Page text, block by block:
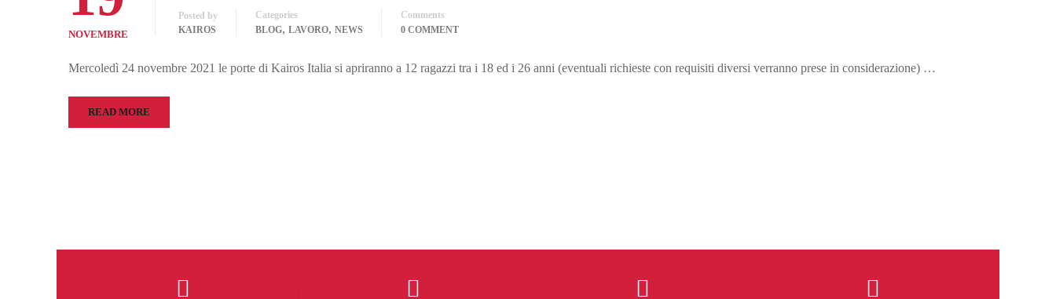
NOVEMBRE
Posted by
KAIROS
Categories
BLOG, LAVORO, NEWS
Comments
0 COMMENT
Mercoledì 24 novembre 2021 le porte di Kairos Italia si apriranno a 12 ragazzi tra i 18 ed i 26 anni (eventuali richieste con requisiti diversi verranno prese in considerazione) …
READ MORE